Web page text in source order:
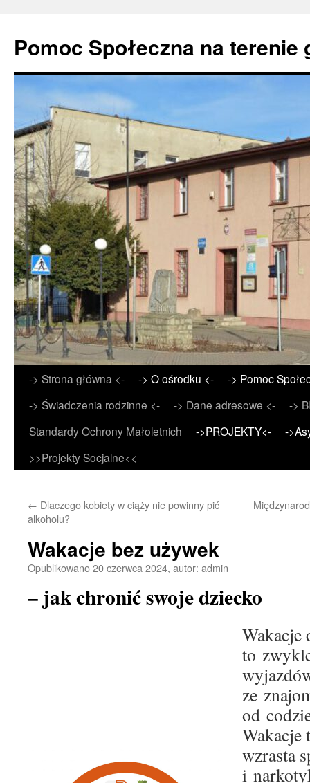
Pomoc Społeczna na terenie
Przejdź
do
treści
-> Strona główna <- -> O ośrodku <-
-> Pomoc
-> Świadczenia rodzinne <-
-> Dane adresowe <-
->
Standardy Ochrony Małoletnich
->PROJEKTY<-
-
>>Projekty Socjalne<<
← Dlaczego kobiety w ciąży nie powinny pić
alkoholu?
Wakacje bez używek
Opublikowano20 czerwca 2024, autor: admin
– jak chronić swoje dziecko
Wakacje
to
ze
od
Wakacje
wzrasta
i